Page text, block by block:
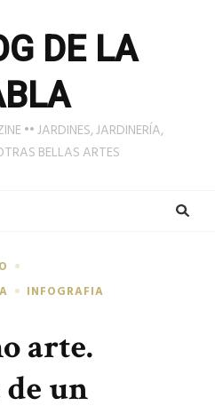
DE LA
•• JARDINES, JARDINERÍA,
BELLAS ARTES
INFOGRAFIA
arte.
un